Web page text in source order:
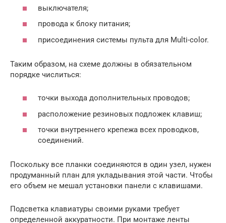
выключателя;
провода к блоку питания;
присоединения системы пульта для Multi-color.
Таким образом, на схеме должны в обязательном
порядке числиться:
точки выхода дополнительных проводов;
расположение резиновых подложек клавиш;
точки внутреннего крепежа всех проводков,
соединений.
Поскольку все планки соединяются в один узел, нужен
продуманный план для укладывания этой части. Чтобы
его объем не мешал установки панели с клавишами.
Подсветка клавиатуры своими руками требует
определенной аккуратности. При монтаже ленты